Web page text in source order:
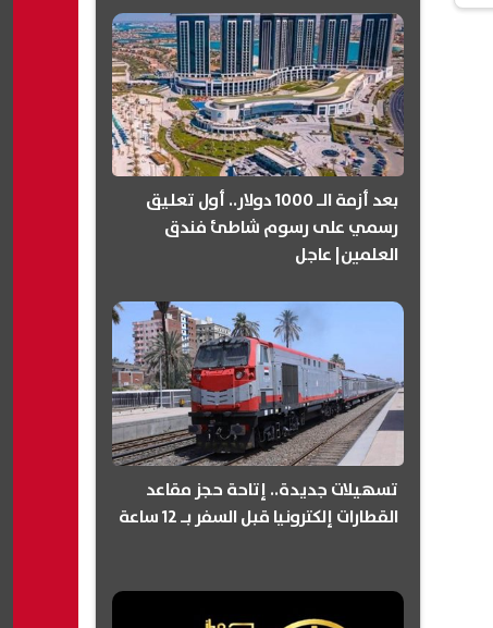
بعد أزمة الـ 1000 دولار.. أول تعليق
رسمي على رسوم شاطئ فندق
العلمين| عاجل
تسهيلات جديدة.. إتاحة حجز مقاعد
القطارات إلكترونيا قبل السفر بـ 12 ساعة